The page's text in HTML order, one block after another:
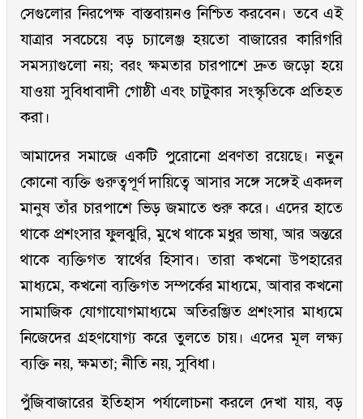
সেগুলোর নিরপেক্ষ বাস্তবায়নও নিশ্চিত করবেন। তবে এই
যাত্রার সবচেয়ে বড় চ্যালেঞ্জ হয়তো বাজারের কারিগরি
সমস্যাগুলো নয়; বরং ক্ষমতার চারপাশে দ্রুত জড়ো হয়ে
যাওয়া সুবিধাবাদী গোষ্ঠী এবং চাটুকার সংস্কৃতিকে প্রতিহত
করা।
আমাদের সমাজে একটি পুরোনো প্রবণতা রয়েছে। নতুন
কোনো ব্যক্তি গুরুত্বপূর্ণ দায়িত্বে আসার সঙ্গে সঙ্গেই একদল
মানুষ তাঁর চারপাশে ভিড় জমাতে শুরু করে। এদের হাতে
থাকে প্রশংসার ফুলঝুরি, মুখে থাকে মধুর ভাষা, আর অন্তরে
থাকে ব্যক্তিগত স্বার্থের হিসাব। তারা কখনো উপহারের
মাধ্যমে, কখনো ব্যক্তিগত সম্পর্কের মাধ্যমে, আবার কখনো
সামাজিক যোগাযোগমাধ্যমে অতিরঞ্জিত প্রশংসার মাধ্যমে
নিজেদের গ্রহণযোগ্য করে তুলতে চায়। এদের মূল লক্ষ্য
ব্যক্তি নয়, ক্ষমতা; নীতি নয়, সুবিধা।
পুঁজিবাজারের ইতিহাস পর্যালোচনা করলে দেখা যায়, বড়